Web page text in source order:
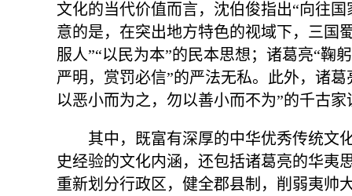
文化的当代价值而言，沈伯俊指出“向往
意的是，在突出地方特色的视域下，三国
服人”“以民为本”的民本思想；诸葛亮“鞠
严明，赏罚必信”的严法无私。此外，诸
以恶小而为之，勿以善小而不为”的千古
其中，既富有深厚的中华优秀传统文
史经验的文化内涵，还包括诸葛亮的华夷
重新划分行政区，健全郡县制，削弱夷帅